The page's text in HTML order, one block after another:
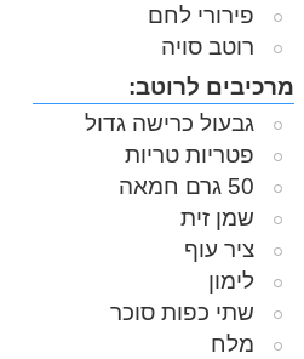
פירורי לחם
רוטב סויה
מרכיבים לרוטב:
גבעול כרישה גדול
פטריות טריות
50 גרם חמאה
שמן זית
ציר עוף
לימון
שתי כפות סוכר
מלח